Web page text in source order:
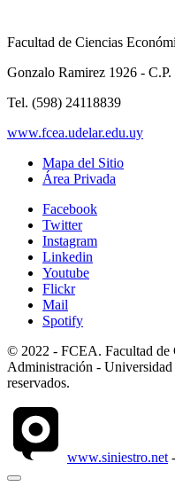
Facultad de Ciencias
Gonzalo Ramirez 1926 -
Tel. (598) 24118839
www.fcea.udelar.edu.uy
Mapa del Sitio
Área Privada
Facebook
Twitter
Instagram
Linkedin
Youtube
Flickr
Mail
Spotify
© 2022 - FCEA. Facultad de
Administración - Universidad
reservados.
www.siniestro.net